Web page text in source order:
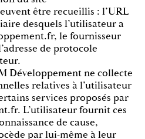
être recueillis : l’URL
desquels l’utilisateur a
le fournisseur
de protocole
Développement ne collecte
relatives à l’utilisateur
services proposés par
L’utilisateur fournit ces
de cause,
par lui-même à leur